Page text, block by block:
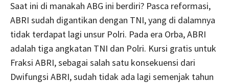
Saat ini di manakah ABG ini berdiri? Pasca reformasi,
ABRI sudah digantikan dengan TNI, yang di dalamnya
tidak terdapat lagi unsur Polri. Pada era Orba, ABRI
adalah tiga angkatan TNI dan Polri. Kursi gratis untuk
Fraksi ABRI, sebagai salah satu konsekuensi dari
Dwifungsi ABRI, sudah tidak ada lagi semenjak tahun